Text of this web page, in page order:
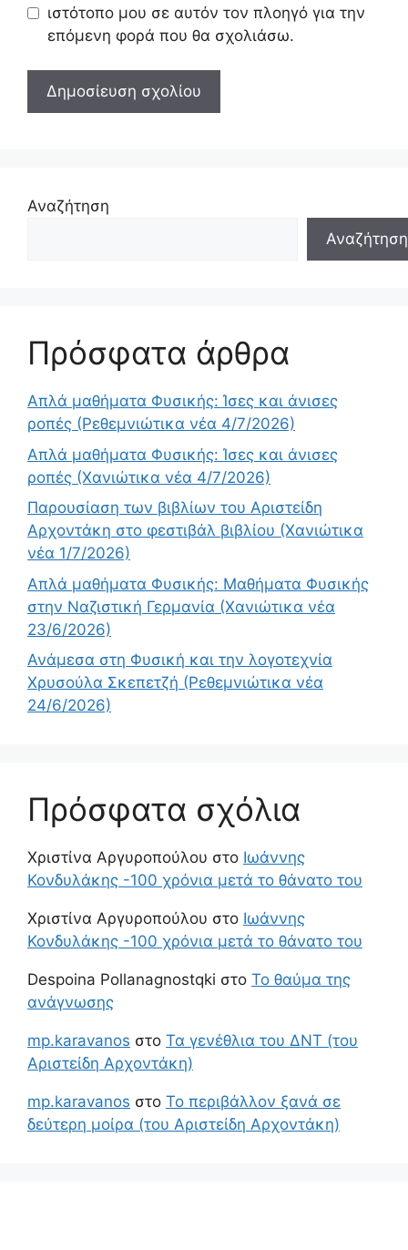
ιστότοπο μου σε αυτόν τον πλοηγό για την
επόμενη φορά που θα σχολιάσω.
Αναζήτηση
Αναζήτηση
Πρόσφατα άρθρα
Απλά μαθήματα Φυσικής: Ίσες και άνισες
ροπές (Ρεθεμνιώτικα νέα 4/7/2026)
Απλά μαθήματα Φυσικής: Ίσες και άνισες
ροπές (Χανιώτικα νέα 4/7/2026)
Παρουσίαση των βιβλίων του Αριστείδη
Αρχοντάκη στο φεστιβάλ βιβλίου (Χανιώτικα
νέα 1/7/2026)
Απλά μαθήματα Φυσικής: Μαθήματα Φυσικής
στην Ναζιστική Γερμανία (Χανιώτικα νέα
23/6/2026)
Ανάμεσα στη Φυσική και την λογοτεχνία
Χρυσούλα Σκεπετζή (Ρεθεμνιώτικα νέα
24/6/2026)
Πρόσφατα σχόλια
Χριστίνα Αργυροπούλου στο Ιωάννης
Κονδυλάκης -100 χρόνια μετά το θάνατο του
Χριστίνα Αργυροπούλου στο Ιωάννης
Κονδυλάκης -100 χρόνια μετά το θάνατο του
Despoina Pollanagnostqki στο Το θαύμα της
ανάγνωσης
mp.karavanos στο Τα γενέθλια του ΔΝΤ (του
Αριστείδη Αρχοντάκη)
mp.karavanos στο Το περιβάλλον ξανά σε
δεύτερη μοίρα (του Αριστείδη Αρχοντάκη)